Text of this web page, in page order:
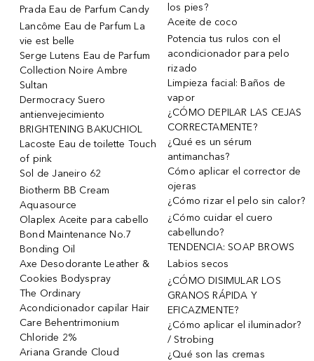
Prada Eau de Parfum Candy
Lancôme Eau de Parfum La
vie est belle
Serge Lutens Eau de Parfum
Collection Noire Ambre
Sultan
Dermocracy Suero
antienvejecimiento
BRIGHTENING BAKUCHIOL
Lacoste Eau de toilette Touch
of pink
Sol de Janeiro 62
Biotherm BB Cream
Aquasource
Olaplex Aceite para cabello
Bond Maintenance No.7
Bonding Oil
Axe Desodorante Leather &
Cookies Bodyspray
The Ordinary
Acondicionador capilar Hair
Care Behentrimonium
Chloride 2%
Ariana Grande Cloud
los pies?
Aceite de coco
Potencia tus rulos con el
acondicionador para pelo
rizado
Limpieza facial: Baños de
vapor
¿CÓMO DEPILAR LAS CEJAS
CORRECTAMENTE?
¿Qué es un sérum
antimanchas?
Cómo aplicar el corrector de
ojeras
¿Cómo rizar el pelo sin calor?
¿Cómo cuidar el cuero
cabellundo?
TENDENCIA: SOAP BROWS
Labios secos
¿CÓMO DISIMULAR LOS
GRANOS RÁPIDA Y
EFICAZMENTE?
¿Cómo aplicar el iluminador?
/ Strobing
¿Qué son las cremas